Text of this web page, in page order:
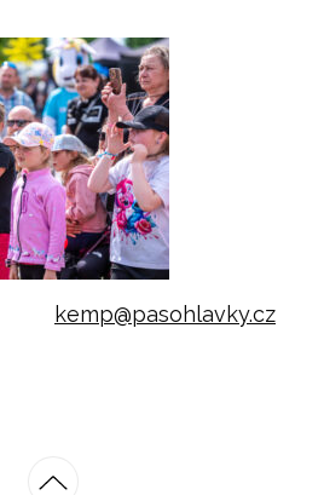
kemp@pasohlavky.cz